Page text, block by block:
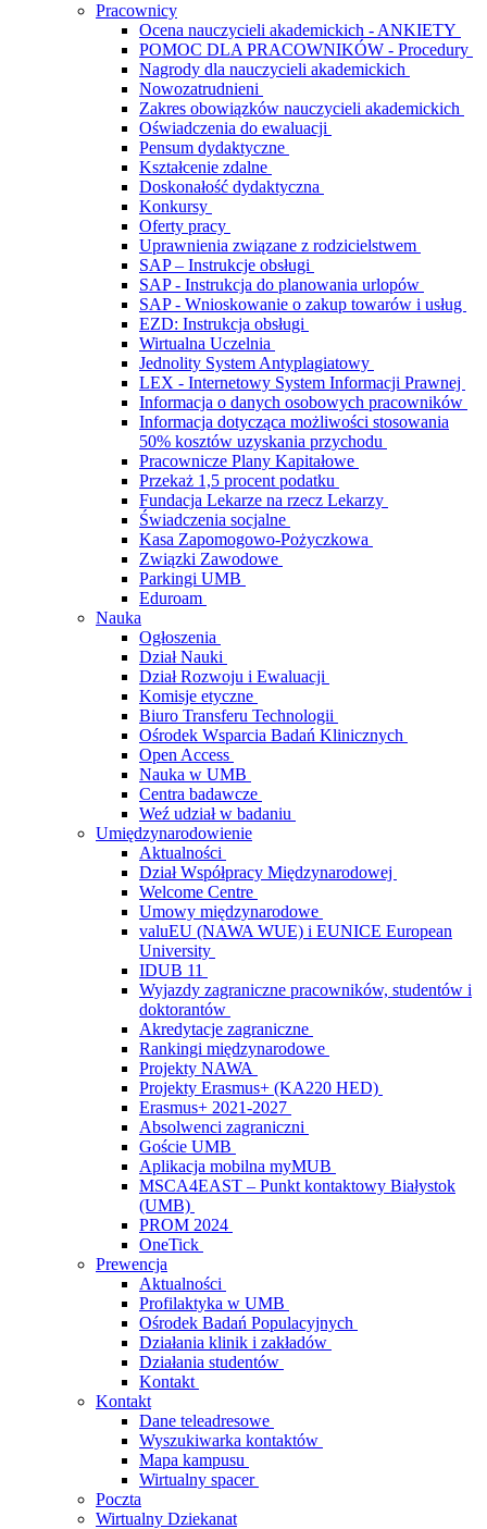
Pracownicy
Ocena nauczycieli akademickich - ANKIETY
POMOC DLA PRACOWNIKÓW - Procedury
Nagrody dla nauczycieli akademickich
Nowozatrudnieni
Zakres obowiązków nauczycieli akademickich
Oświadczenia do ewaluacji
Pensum dydaktyczne
Kształcenie zdalne
Doskonałość dydaktyczna
Konkursy
Oferty pracy
Uprawnienia związane z rodzicielstwem
SAP – Instrukcje obsługi
SAP - Instrukcja do planowania urlopów
SAP - Wnioskowanie o zakup towarów i usług
EZD: Instrukcja obsługi
Wirtualna Uczelnia
Jednolity System Antyplagiatowy
LEX - Internetowy System Informacji Prawnej
Informacja o danych osobowych pracowników
Informacja dotycząca możliwości stosowania
50% kosztów uzyskania przychodu
Pracownicze Plany Kapitałowe
Przekaż 1,5 procent podatku
Fundacja Lekarze na rzecz Lekarzy
Świadczenia socjalne
Kasa Zapomogowo-Pożyczkowa
Związki Zawodowe
Parkingi UMB
Eduroam
Nauka
Ogłoszenia
Dział Nauki
Dział Rozwoju i Ewaluacji
Komisje etyczne
Biuro Transferu Technologii
Ośrodek Wsparcia Badań Klinicznych
Open Access
Nauka w UMB
Centra badawcze
Weź udział w badaniu
Umiędzynarodowienie
Aktualności
Dział Współpracy Międzynarodowej
Welcome Centre
Umowy międzynarodowe
valuEU (NAWA WUE) i EUNICE European
University
IDUB 11
Wyjazdy zagraniczne pracowników, studentów i
doktorantów
Akredytacje zagraniczne
Rankingi międzynarodowe
Projekty NAWA
Projekty Erasmus+ (KA220 HED)
Erasmus+ 2021-2027
Absolwenci zagraniczni
Goście UMB
Aplikacja mobilna myMUB
MSCA4EAST – Punkt kontaktowy Białystok
(UMB)
PROM 2024
OneTick
Prewencja
Aktualności
Profilaktyka w UMB
Ośrodek Badań Populacyjnych
Działania klinik i zakładów
Działania studentów
Kontakt
Kontakt
Dane teleadresowe
Wyszukiwarka kontaktów
Mapa kampusu
Wirtualny spacer
Poczta
Wirtualny Dziekanat